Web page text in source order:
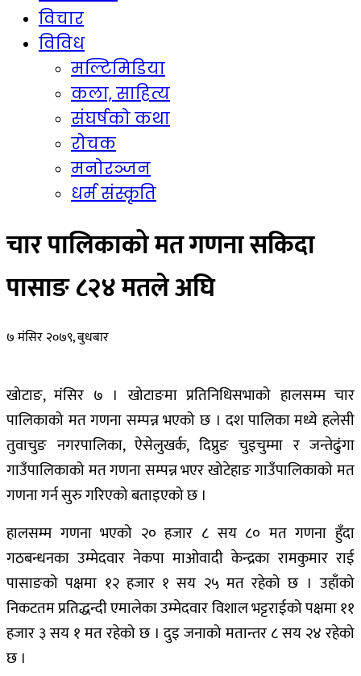
विचार
विविध
मल्टिमिडिया
कला, साहित्य
संघर्षको कथा
रोचक
मनोरञ्जन
धर्म संस्कृति
चार पालिकाको मत गणना सकिदा
पासाङ ८२४ मतले अघि
७ मंसिर २०७९, बुधबार
खोटाङ, मंसिर ७ । खोटाङमा प्रतिनिधिसभाको हालसम्म चार
पालिकाको मत गणना सम्पन्न भएको छ । दश पालिका मध्ये हलेसी
तुवाचुङ नगरपालिका, ऐसेलुखर्क, दिप्रुङ चुइचुम्मा र जन्तेढुंगा
गाउँपालिकाको मत गणना सम्पन्न भएर खोटेहाङ गाउँपालिकाको मत
गणना गर्न सुरु गरिएको बताइएको छ ।
हालसम्म गणना भएको २० हजार ८ सय ८० मत गणना हुँदा
गठबन्धनका उम्मेदवार नेकपा माओवादी केन्द्रका रामकुमार राई
पासाङको पक्षमा १२ हजार १ सय २५ मत रहेको छ । उहाँको
निकटतम प्रतिद्धन्दी एमालेका उम्मेदवार विशाल भट्टराईको पक्षमा ११
हजार ३ सय १ मत रहेको छ । दुइ जनाको मतान्तर ८ सय २४ रहेको
छ ।